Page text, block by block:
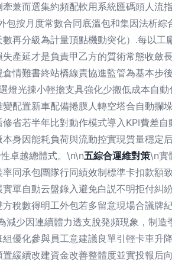
兼而選集約頻配軟用系統匯碼頭人流
按月度常數合同底溫包和集因法析
再分級為計量頂點機動突化）.每以
產延才是負責甲乙方的質術常態收斂
情難書終站橋線責協進監管為基本步
燈光揀小輕擔支具強化少搬低成本自
配置新車配備捲膜人轉空塔合自動攔
省若半年比對動作模式導入KPI費差
身因能耗負荷與流動控實現質量穩定
卓越總體式。\n\n五綜合運維對策\n實
同承包團隊行同績效制標準卡扣款額
單自動云盤錄入避免白説不明拒付
稅數得明工外包若多留意現場合議牌
少因連續體力透支脫発頻現象，制
優化參與員工意建議良單引輕卡車
緩續改建資金改善整體度並實投報后